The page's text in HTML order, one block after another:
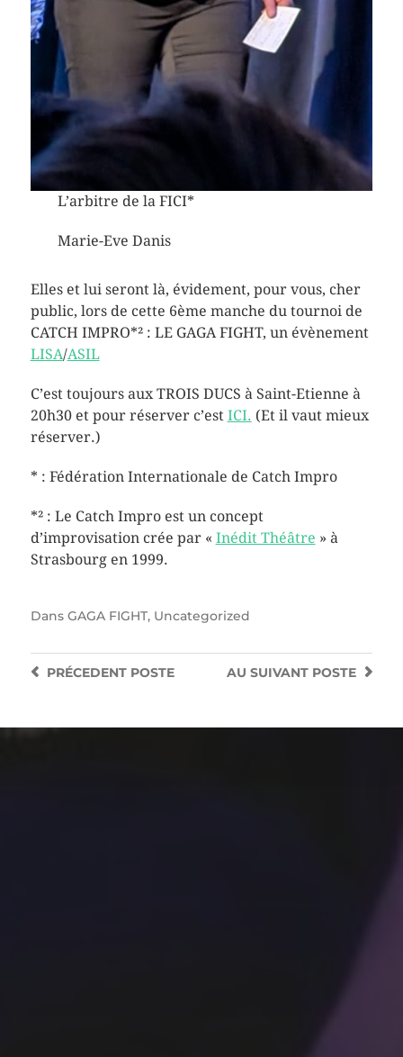
L’arbitre de la FICI*
Marie-Eve Danis
Elles et lui seront là, évidement, pour vous, cher
public, lors de cette 6ème manche du tournoi de
CATCH IMPRO*² : LE GAGA FIGHT, un évènement
LISA/ASIL
C’est toujours aux TROIS DUCS à Saint-Etienne à
20h30 et pour réserver c’est ICI. (Et il vaut mieux
réserver.)
* : Fédération Internationale de Catch Impro
*² : Le Catch Impro est un concept
d’improvisation crée par « Inédit Théâtre » à
Strasbourg en 1999.
Dans GAGA FIGHT, Uncategorized
AU SUIVANT POSTE
PRÉCEDENTPOSTE